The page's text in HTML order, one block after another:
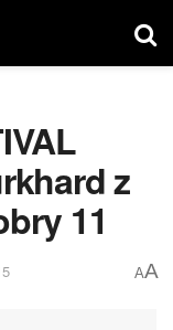
z
11
AA